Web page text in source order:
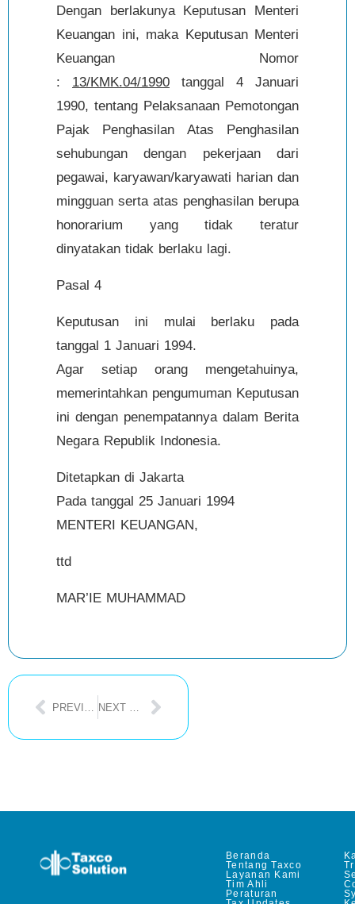
Dengan berlakunya Keputusan Menteri
Keuangan ini, maka Keputusan Menteri
Keuangan Nomor
: 13/KMK.04/1990 tanggal 4 Januari
1990, tentang Pelaksanaan Pemotongan
Pajak Penghasilan Atas Penghasilan
sehubungan dengan pekerjaan dari
pegawai, karyawan/karyawati harian dan
mingguan serta atas penghasilan berupa
honorarium yang tidak teratur
dinyatakan tidak berlaku lagi.
Pasal 4
Keputusan ini mulai berlaku pada
tanggal 1 Januari 1994.
Agar setiap orang mengetahuinya,
memerintahkan pengumuman Keputusan
ini dengan penempatannya dalam Berita
Negara Republik Indonesia.
Ditetapkan di Jakarta
Pada tanggal 25 Januari 1994
MENTERI KEUANGAN,
ttd
MAR’IE MUHAMMAD
Beranda
Tentang Taxco
Layanan Kami
Tim Ahli
Peraturan